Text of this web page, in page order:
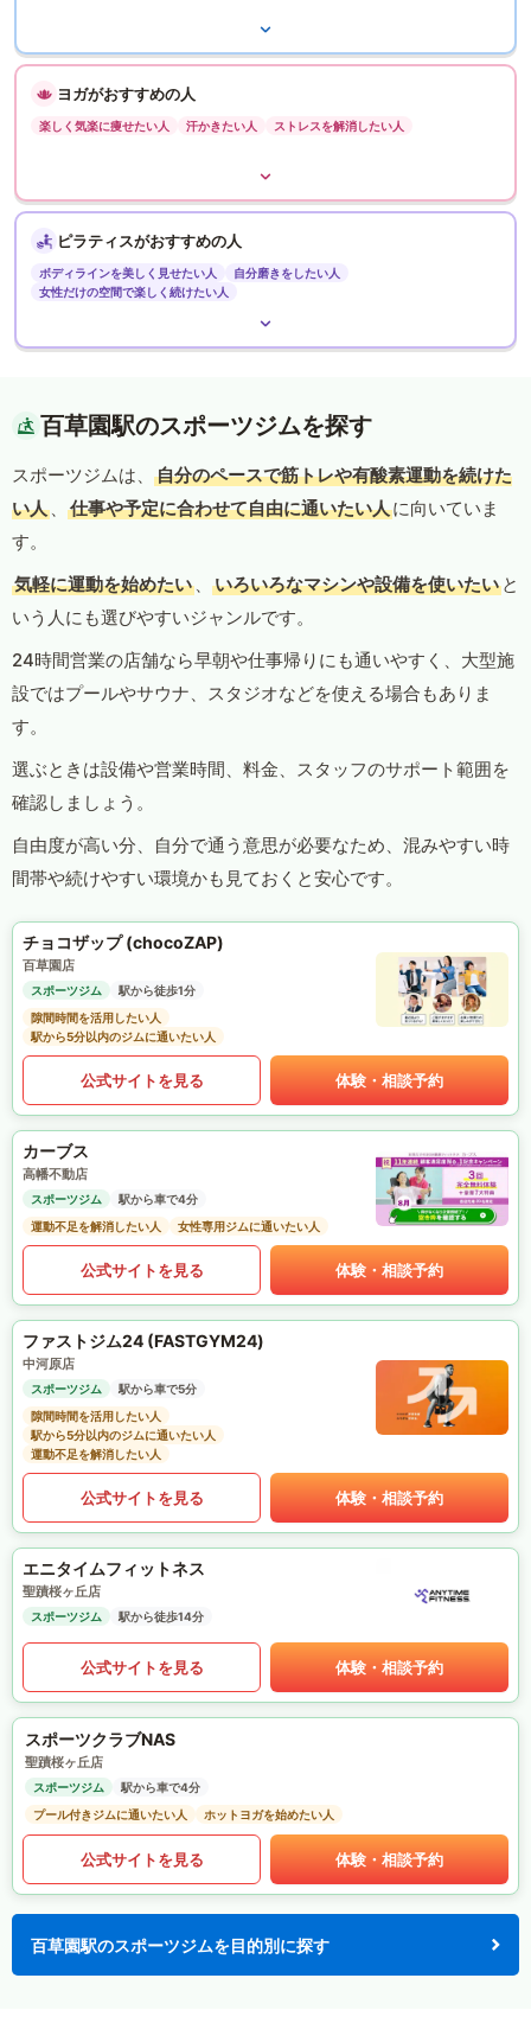
ヨガがおすすめの人
楽しく気楽に痩せたい人 汗かきたい人 ストレスを解消したい人
ピラティスがおすすめの人
ボディラインを美しく見せたい人
自分磨きをしたい人
女性だけの空間で楽しく続けたい人
百草園駅のスポーツジムを探す
スポーツジムは、
自分のペースで筋トレや有酸素運動を続けた
い人 、 仕事や予定に合わせて自由に通いたい人に向いていま
す。
気軽に運動を始めたい 、 いろいろなマシンや設備を使いたい と
いう人にも選びやすいジャンルです。
24時間営業の店舗なら早朝や仕事帰りにも通いやすく、大型施
設ではプールやサウナ、スタジオなどを使える場合もありま
す。
選ぶときは設備や営業時間、料金、スタッフのサポート範囲を
確認しましょう。
自由度が高い分、自分で通う意思が必要なため、混みやすい時
間帯や続けやすい環境かも見ておくと安心です。
チョコザップ (chocoZAP)
百草園店
スポーツジム
駅から徒歩1分
隙間時間を活用したい人
駅から5分以内のジムに通いたい人
公式サイトを見る 体験・相談予約
カーブス
高幡不動店
スポーツジム
駅から車で4分
運動不足を解消したい人
女性専用ジムに通いたい人
公式サイトを見る 体験・相談予約
ファストジム24 (FASTGYM24)
中河原店
スポーツジム
駅から車で5分
隙間時間を活用したい人
駅から5分以内のジムに通いたい人
運動不足を解消したい人
公式サイトを見る 体験・相談予約
エニタイムフィットネス
聖蹟桜ヶ丘店
スポーツジム 駅から徒歩14分
公式サイトを見る 体験・相談予約
スポーツクラブNAS
聖蹟桜ヶ丘店
スポーツジム
駅から車で4分
プール付きジムに通いたい人
ホットヨガを始めたい人
公式サイトを見る 体験・相談予約
百草園駅のスポーツジムを目的別に探す